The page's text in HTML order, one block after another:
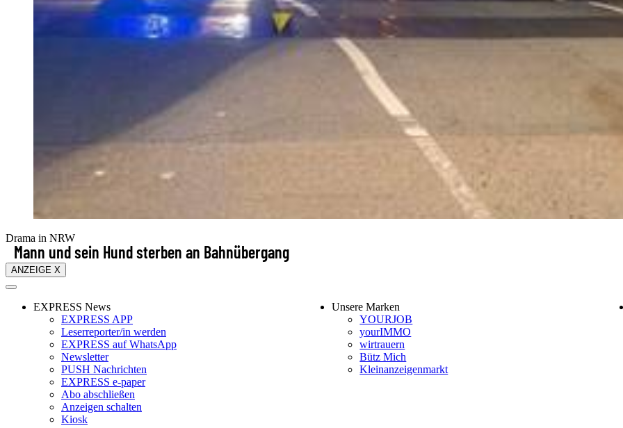
Drama in NRW
Mann und sein Hund sterben an Bahnübergang
ANZEIGE X
EXPRESS News
EXPRESS APP
Leserreporter/in werden
EXPRESS auf WhatsApp
Newsletter
PUSH Nachrichten
EXPRESS e-paper
Abo abschließen
Anzeigen schalten
Kiosk
Unsere Marken
YOURJOB
yourIMMO
wirtrauern
Bütz Mich
Kleinanzeigenmarkt